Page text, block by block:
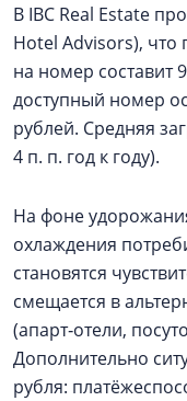
В IBC Real Estate
Hotel Advisors), что
на номер составит
доступный номер
рублей. Средняя
4 п. п. год к году).
На фоне
охлаждения
становятся
смещается в
(апарт‑отели,
Дополнительно
рубля: